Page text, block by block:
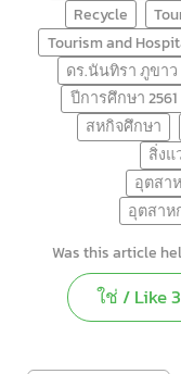
Recycle
Tourism and
ดร.นันทิรา ภูขาว
ปีการศึกษา 2561
สหกิจศึกษา
สิ่งแ
อุตสา
อุตสาห
Was this article
ใช่ / Like3